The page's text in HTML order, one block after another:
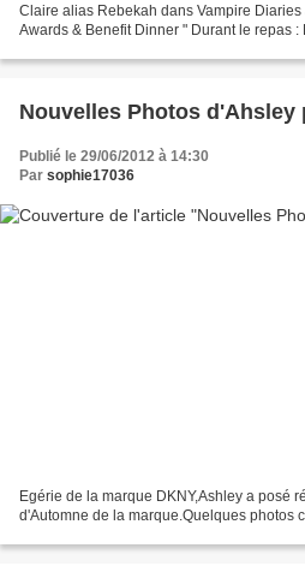
Claire alias Rebekah dans Vampire
Awards & Benefit Dinner " Durant le repas :
Nouvelles Photos d'Ahsley
Publié le 29/06/2012 à 14:30
Par sophie17036
Egérie de la marque DKNY,Ashley a posé
d'Automne de la marque.Quelques photos